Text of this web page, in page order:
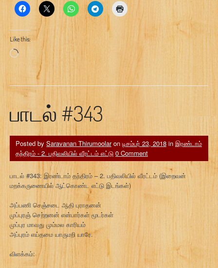
Like this:
Loading…
பாடல் #343
Posted by Saravanan Thirumoolaron டிசம்பர் 23, 2018 in இரண்டாம்
தந்திரம் - 2. பதிவலியில் வீரட்டம் எட்டு 0 Comment
பாடல் #343: இரண்டாம் தந்திரம் – 2. பதிவலியில் வீரட்டம் (இறைவன்
மறக்கருணையில் ஆட்கொண்ட எட்டு இடங்கள்)
அப்பணி செஞ்சடை ஆதி புராதனன்
முப்புரஞ் செற்றனன் என்பார்கள் மூடர்கள்
முப்புர மாவது மும்மல காரியம்
அப்புரம் எய்தமை யாருமறி யாரே.
விளக்கம்: